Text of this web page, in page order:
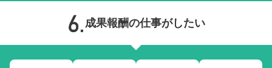
成果報酬の仕事がしたい